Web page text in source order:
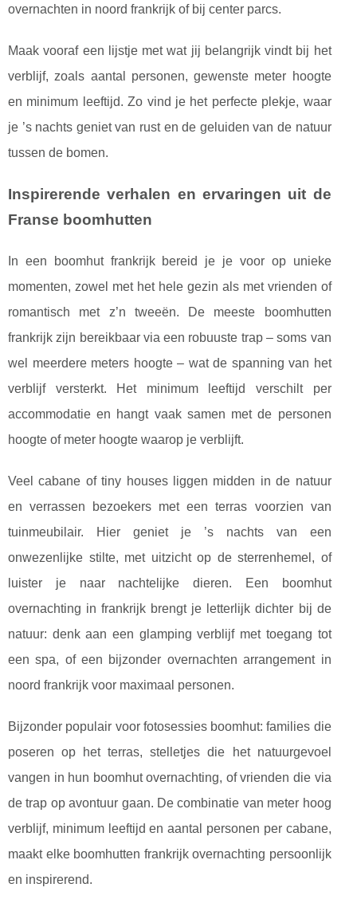
overnachten in noord frankrijk of bij center parcs.
Maak vooraf een lijstje met wat jij belangrijk vindt bij het
verblijf, zoals aantal personen, gewenste meter hoogte
en minimum leeftijd. Zo vind je het perfecte plekje, waar
je ’s nachts geniet van rust en de geluiden van de natuur
tussen de bomen.
Inspirerende verhalen en ervaringen uit de
Franse boomhutten
In een boomhut frankrijk bereid je je voor op unieke
momenten, zowel met het hele gezin als met vrienden of
romantisch met z’n tweeën. De meeste boomhutten
frankrijk zijn bereikbaar via een robuuste trap – soms van
wel meerdere meters hoogte – wat de spanning van het
verblijf versterkt. Het minimum leeftijd verschilt per
accommodatie en hangt vaak samen met de personen
hoogte of meter hoogte waarop je verblijft.
Veel cabane of tiny houses liggen midden in de natuur
en verrassen bezoekers met een terras voorzien van
tuinmeubilair. Hier geniet je ’s nachts van een
onwezenlijke stilte, met uitzicht op de sterrenhemel, of
luister je naar nachtelijke dieren. Een boomhut
overnachting in frankrijk brengt je letterlijk dichter bij de
natuur: denk aan een glamping verblijf met toegang tot
een spa, of een bijzonder overnachten arrangement in
noord frankrijk voor maximaal personen.
Bijzonder populair voor fotosessies boomhut: families die
poseren op het terras, stelletjes die het natuurgevoel
vangen in hun boomhut overnachting, of vrienden die via
de trap op avontuur gaan. De combinatie van meter hoog
verblijf, minimum leeftijd en aantal personen per cabane,
maakt elke boomhutten frankrijk overnachting persoonlijk
en inspirerend.